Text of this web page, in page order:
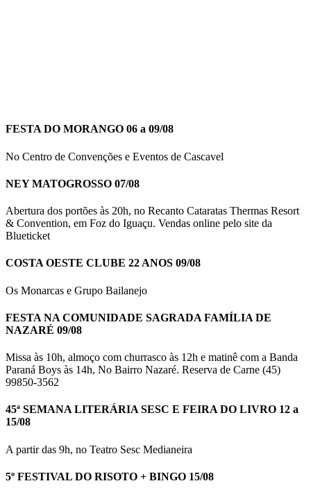
FESTA DO MORANGO 06 a 09/08
No Centro de Convenções e Eventos de Cascavel
NEY MATOGROSSO 07/08
Abertura dos portões às 20h, no Recanto Cataratas Thermas Resort
& Convention, em Foz do Iguaçu. Vendas online pelo site da
Blueticket
COSTA OESTE CLUBE 22 ANOS 09/08
Os Monarcas e Grupo Bailanejo
FESTA NA COMUNIDADE SAGRADA FAMÍLIA DE
NAZARÉ 09/08
Missa às 10h, almoço com churrasco às 12h e matinê com a Banda
Paraná Boys às 14h, No Bairro Nazaré. Reserva de Carne (45)
99850-3562
45ª SEMANA LITERÁRIA SESC E FEIRA DO LIVRO 12 a
15/08
A partir das 9h, no Teatro Sesc Medianeira
5º FESTIVAL DO RISOTO + BINGO 15/08